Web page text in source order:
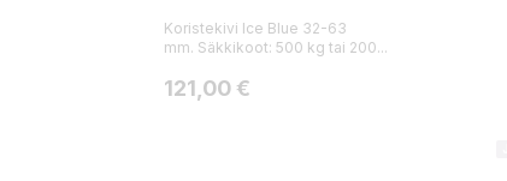
Koristekivi Ice Blue 32-63
mm. Säkkikoot: 500 kg tai 200...
Hinta
121,00 €